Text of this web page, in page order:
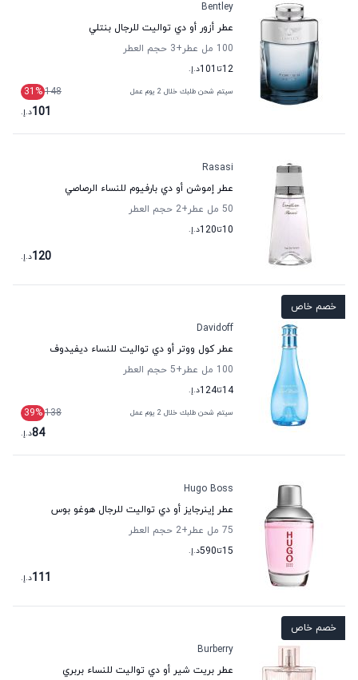
Bentley
عطر أزور أو دي تواليت للرجال بنتلي
100 مل عطر
+3
حجم العطر
12تا 101د.إ.
سيتم شحن طلبك خلال 2 يوم عمل 148
31 %
101د.إ.
Rasasi
عطر إموشن أو دي بارفيوم للنساء الرصاصي
50 مل عطر
+2
حجم العطر
10تا120د.إ.
120د.إ.
خصم خاص
Davidoff
عطر كول ووتر أو دي تواليت للنساء ديفيدوف
100 مل عطر
+5
حجم العطر
14تا124د.إ.
سيتم شحن طلبك خلال 2 يوم عمل 138
39%
84د.إ.
Hugo Boss
عطر إينرجايز أو دي تواليت للرجال هوغو بوس
75 مل عطر
+2
حجم العطر
15تا590د.إ.
111د.إ.
خصم خاص
Burberry
عطر بريت شير أو دي تواليت للنساء بربري